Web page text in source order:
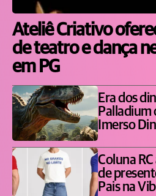
Ateliê Criativo
de teatro e dança
em PG
Era dos
Palladium
Imerso
Coluna
de
Pais na